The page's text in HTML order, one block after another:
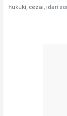
hukuki, cezai, idari